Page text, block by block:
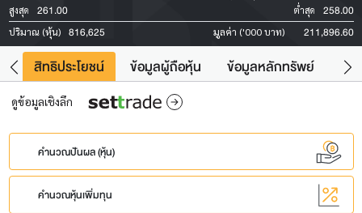
สูงสุด
261.00 ต่ำสุด 258.00
ปริมาณ (หุ้น) 816,625 มูลค่า ('000 บาท) 211,896.60
สิทธิประโยชน์ ข้อมูลผู้ถือหุ้น ข้อมูลหลักทรัพย์
ดูข้อมูลเชิงลึก
คำนวณปันผล (หุ้น)
คำนวณหุ้นเพิ่มทุน